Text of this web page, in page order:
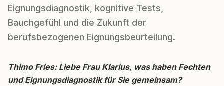
Eignungsdiagnostik, kognitive Tests,
Bauchgefühl und die Zukunft der
berufsbezogenen Eignungsbeurteilung.
Thimo Fries: Liebe Frau Klarius, was haben Fechten
und Eignungsdiagnostik für Sie gemeinsam?